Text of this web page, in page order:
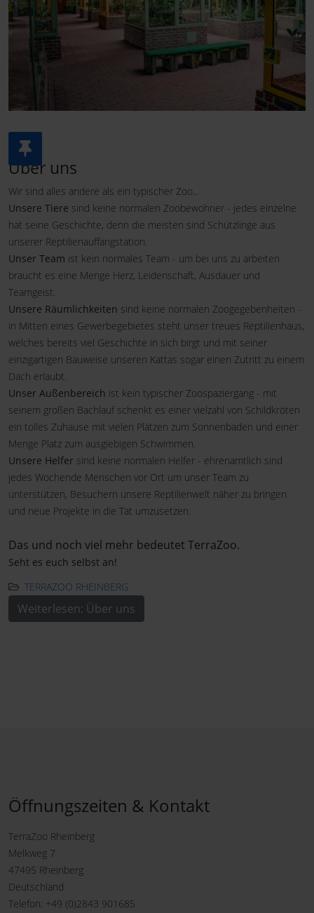
Über uns
Wir sind alles andere als ein typischer Zoo...
Unsere Tiere sind keine normalen Zoobewohner - jedes einzelne
hat seine Geschichte, denn die meisten sind Schützlinge aus
unserer Reptilienauffangstation.
Unser Team ist kein normales Team - um bei uns zu arbeiten
braucht es eine Menge Herz, Leidenschaft, Ausdauer und
Teamgeist.
Unsere Räumlichkeiten sind keine normalen Zoogegebenheiten -
in Mitten eines Gewerbegebietes steht unser treues Reptilienhaus,
welches bereits viel Geschichte in sich birgt und mit seiner
einzigartigen Bauweise unseren Kattas sogar einen Zutritt zu einem
Dach erlaubt.
Unser Außenbereich ist kein typischer Zoospaziergang - mit
seinem großen Bachlauf schenkt es einer vielzahl von Schildkröten
ein tolles Zuhause mit vielen Plätzen zum Sonnenbaden und einer
Menge Platz zum ausgiebigen Schwimmen.
Unsere Helfer sind keine normalen Helfer - ehrenamtlich sind
jedes Wochende Menschen vor Ort um unser Team zu
unterstützen, Besuchern unsere Reptilienwelt näher zu bringen
und neue Projekte in die Tat umzusetzen.
Das und noch viel mehr bedeutet TerraZoo.
Seht es euch selbst an!
TERRAZOO RHEINBERG
Weiterlesen: Über uns
Öffnungszeiten & Kontakt
TerraZoo Rheinberg
Melkweg 7
47495 Rheinberg
Deutschland
Telefon: +49 (0)2843 901685